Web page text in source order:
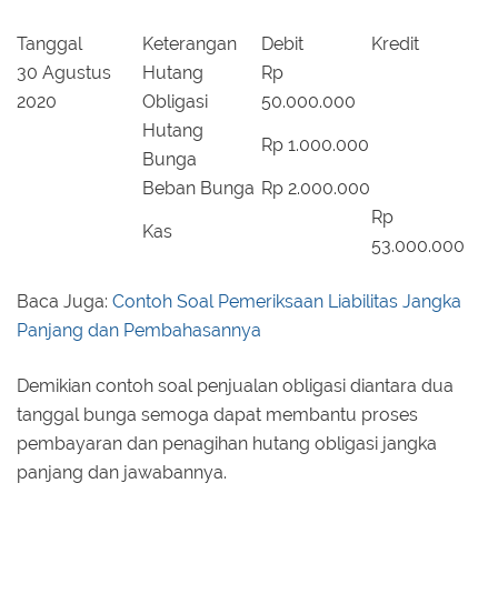
Tanggal Keterangan Debit
Kredit
30 Agustus
2020
Hutang
Obligasi
Rp
50.000.000
Hutang
Bunga
Rp 1.000.000
Beban Bunga Rp 2.000.000
Kas
Rp
53.000.000
Baca Juga: Contoh Soal Pemeriksaan Liabilitas Jangka
Panjang dan Pembahasannya
Demikian contoh soal penjualan obligasi diantara dua
tanggal bunga semoga dapat membantu proses
pembayaran dan penagihan hutang obligasi jangka
panjang dan jawabannya.